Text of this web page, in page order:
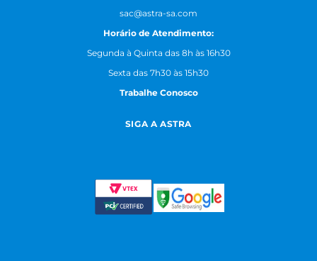
sac@astra-sa.com
Horário de Atendimento:
Segunda à Quinta das 8h às 16h30
Sexta das 7h30 às 15h30
Trabalhe Conosco
SIGA A ASTRA